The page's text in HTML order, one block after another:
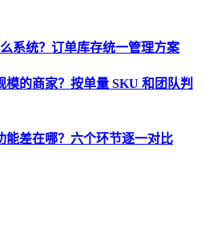
系统？订单库存统一管理方案
模的商家？按单量 SKU 和团队判
能差在哪？六个环节逐一对比